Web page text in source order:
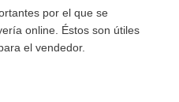
por el que se
online. Éstos son útiles
el vendedor.